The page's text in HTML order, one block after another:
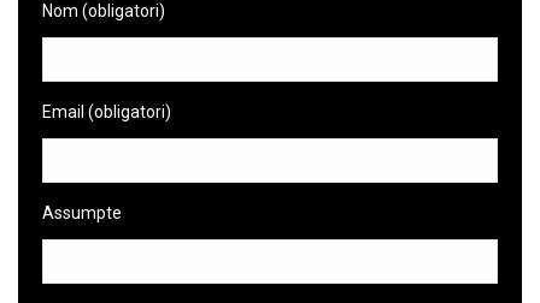
Nom (obligatori)
Email (obligatori)
Assumpte